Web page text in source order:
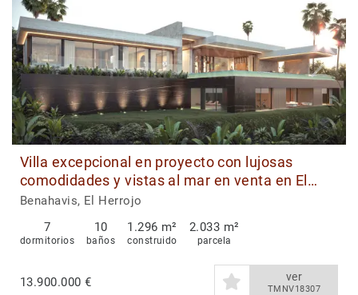
Villa excepcional en proyecto con lujosas
comodidades y vistas al mar en venta en El
Herrojo, Benahavís
Benahavis, El Herrojo
7
dormitorios
10
baños
1.296 m²
construido
2.033 m²
parcela
13.900.000 € ver
TMNV18307